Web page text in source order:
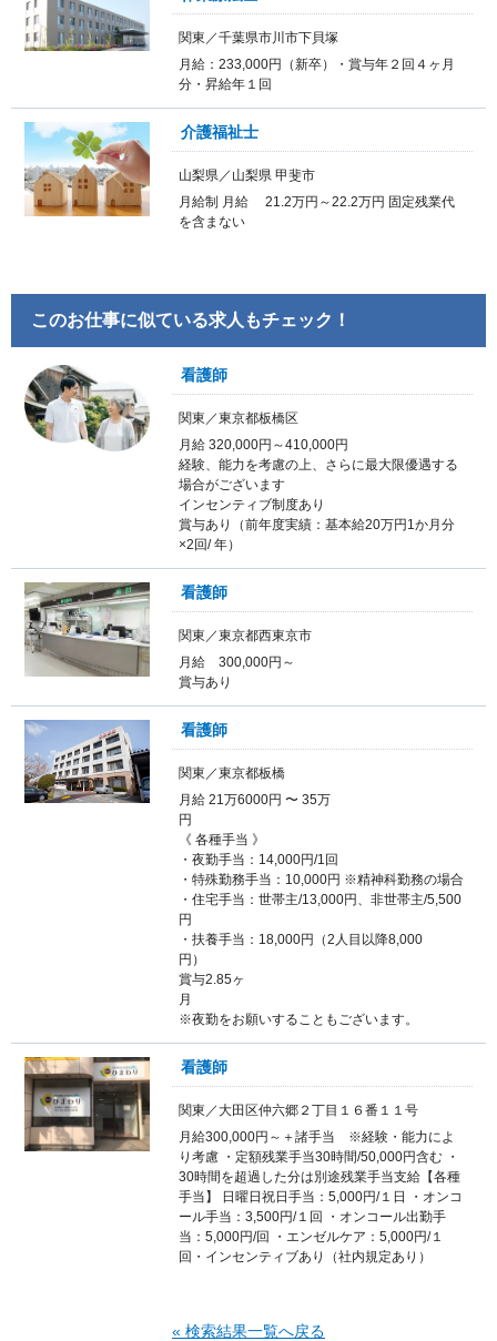
関東／千葉県市川市下貝塚
月給：233,000円（新卒）・賞与年２回４ヶ月
分・昇給年１回
介護福祉士
山梨県／山梨県 甲斐市
月給制 月給 21.2万円～22.2万円 固定残業代
を含まない
このお仕事に似ている求人もチェック！
看護師
関東／東京都板橋区
月給 320,000円～410,000円
経験、能力を考慮の上、さらに最大限優遇する
場合がございます
インセンティブ制度あり
賞与あり（前年度実績：基本給20万円1か月分
×2回/ 年）
看護師
関東／東京都西東京市
月給 300,000円～
賞与あり
看護師
関東／東京都板橋
月給 21万6000円 〜 35万
《 各種手当 》
・夜勤手当：14,000円/1回
・特殊勤務手当：10,000円 ※精神科勤務の場合
・住宅手当：世帯主/13,000円、非世帯主/5,500
円
・扶養手当：18,000円（2人目以降8,000
円
賞与2.85ヶ
※夜勤をお願いすることもございます。
看護師
関東／大田区仲六郷２丁目１６番１１号
月給300,000円～＋諸手当 ※経験・能力によ
り考慮 ・定額残業手当30時間/50,000円含む ・
30時間を超過した分は別途残業手当支給【各種
手当】 日曜日祝日手当：5,000円/１日 ・オンコ
ール手当：3,500円/１回 ・オンコール出勤手
当：5,000円/回 ・エンゼルケア：5,000円/１
回・インセンティブあり（社内規定あり）
« 検索結果一覧へ戻る